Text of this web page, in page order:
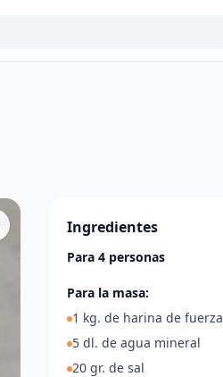
Ingredientes
Para 4 personas
Para la masa:
1 kg. de harina de fuerza
5 dl. de agua mineral
20 gr. de sal